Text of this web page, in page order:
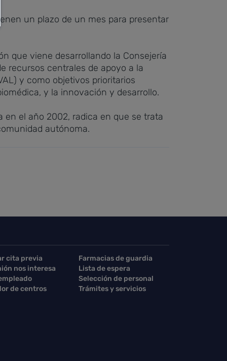
un plazo de un mes para presentar
que viene desarrollando la Consejería
recursos centrales de apoyo a la
y como objetivos prioritarios
y la innovación y desarrollo.
el año 2002, radica en que se trata
autónoma.
cita previa
Farmacias de guardia
nos interesa
Lista de espera
Selección de personal
de centros Trámites y servicios